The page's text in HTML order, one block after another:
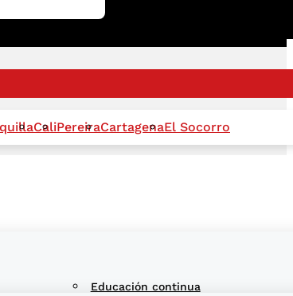
CaliPereiraCartagenaEl Socorro
Educación continua